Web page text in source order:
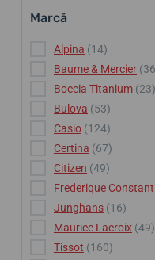
Marcă
Alpina (14)
Baume & Mercier
Boccia Titanium (23)
Bulova (53)
Casio (124)
Certina (67)
Citizen (49)
Frederique Constant
Junghans (16)
Maurice Lacroix (49)
Tissot (160)